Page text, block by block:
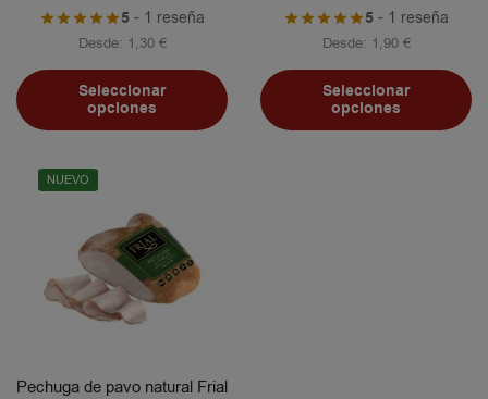
5 - 1 reseña
Desde: 1,30 €
Seleccionar
opciones
5 - 1 reseña
Desde: 1,90 €
Seleccionar
opciones
NUEVO
Pechuga de pavo natural Frial